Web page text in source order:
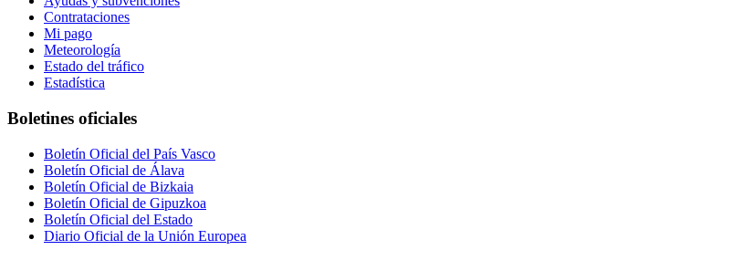
Contrataciones
Mi pago
Meteorología
Estado del tráfico
Estadística
Boletines oficiales
Boletín Oficial del País Vasco
Boletín Oficial de Álava
Boletín Oficial de Bizkaia
Boletín Oficial de Gipuzkoa
Boletín Oficial del Estado
Diario Oficial de la Unión Europea